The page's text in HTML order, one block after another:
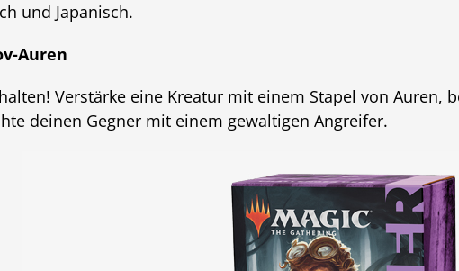
und Japanisch.
Auren
Verstärke eine Kreatur mit einem Stapel von Auren,
deinen Gegner mit einem gewaltigen Angreifer.